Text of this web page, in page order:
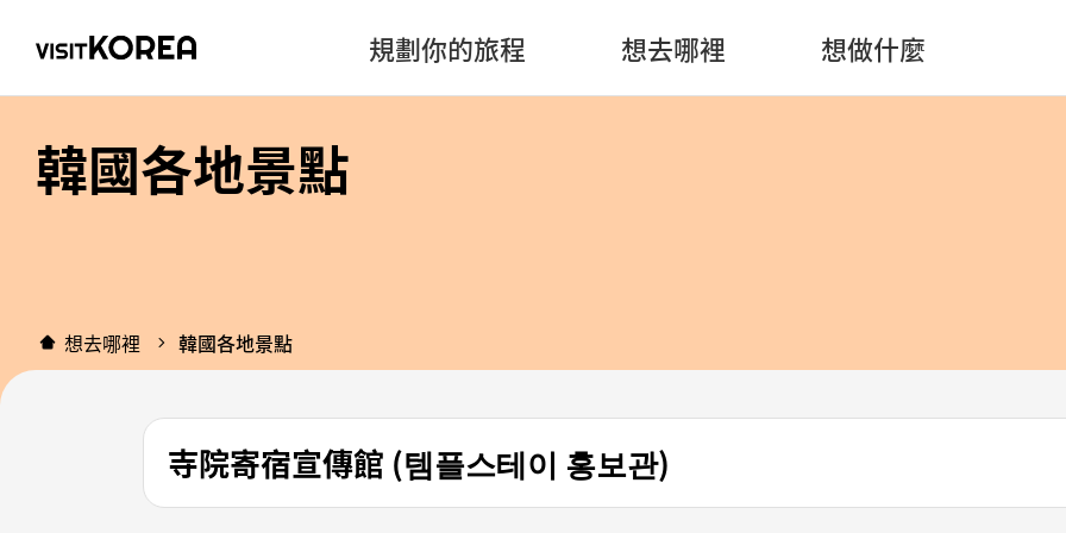
規劃你的旅程 想去哪裡 想做什麼
韓國各地景點
想去哪裡 韓國各地景點
寺院寄宿宣傳館 (템플스테이 홍보관)